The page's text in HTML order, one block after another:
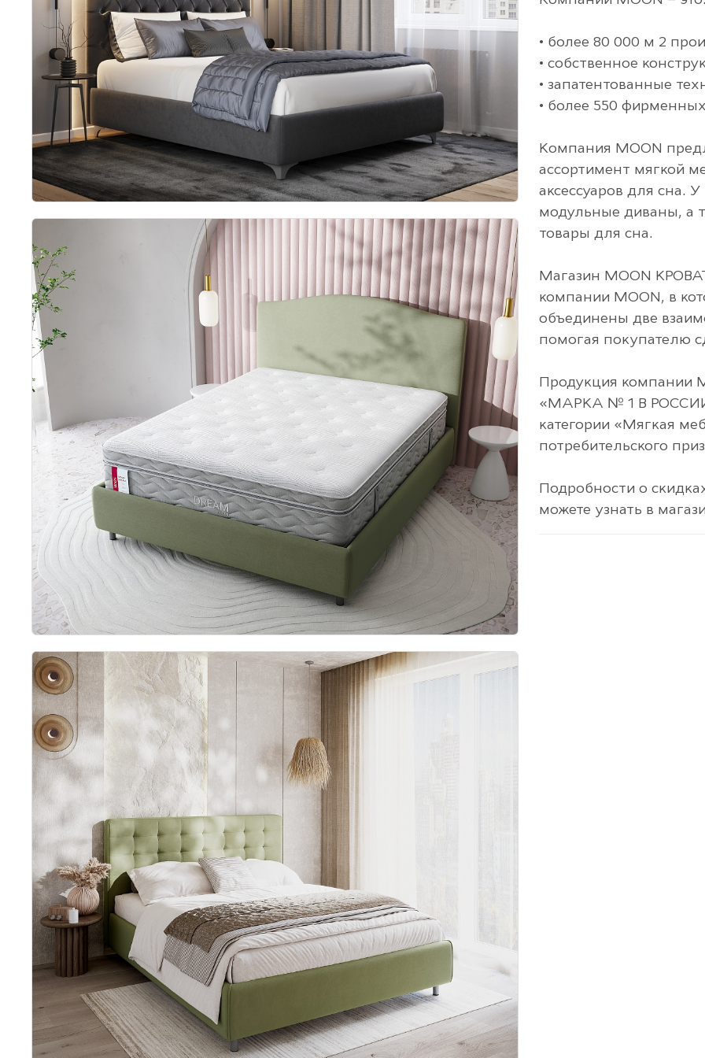
• более 80 000 м 2
• собственное
• запатентованные
• более 550
Компания MOON
ассортимент мягкой
аксессуаров для сна.
модульные диваны, а
товары для сна.
Магазин MOON
компании MOON, в
объединены две
помогая покупателю
Продукция компании
«МАРКА № 1 В
категории «Мягкая
потребительского
Подробности о
можете узнать в